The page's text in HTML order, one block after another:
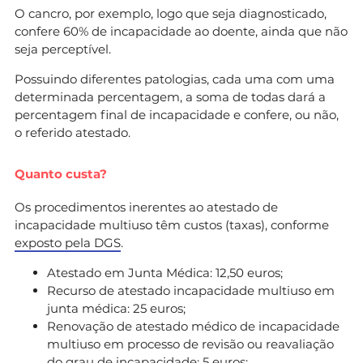
O cancro, por exemplo, logo que seja diagnosticado,
confere 60% de incapacidade ao doente, ainda que não
seja perceptível.
Possuindo diferentes patologias, cada uma com uma
determinada percentagem, a soma de todas dará a
percentagem final de incapacidade e confere, ou não,
o referido atestado.
Quanto custa?
Os procedimentos inerentes ao atestado de
incapacidade multiuso têm custos (taxas), conforme
exposto pela DGS.
Atestado em Junta Médica: 12,50 euros;
Recurso de atestado incapacidade multiuso em
junta médica: 25 euros;
Renovação de atestado médico de incapacidade
multiuso em processo de revisão ou reavaliação